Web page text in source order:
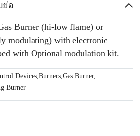
ย่อ
Burner (hi-low flame) or
modulating) with electronic
with Optional modulation kit.
Devices,Burners,Gas Burner,
Burner